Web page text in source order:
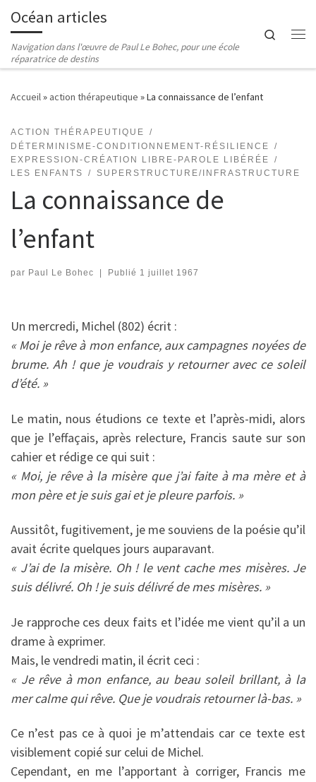
Passer au contenu
Océan articles
Navigation dans l'œuvre de Paul Le Bohec, pour une école
réparatrice de destins
Search
Accueil» action thérapeutique »La connaissance de l’enfant
ACTION THÉRAPEUTIQUE
DÉTERMINISME-CONDITIONNEMENT-RÉSILIENCE
EXPRESSION-CRÉATION LIBRE-PAROLE LIBÉRÉE
LES ENFANTS
SUPERSTRUCTURE/INFRASTRUCTURE
La connaissance de
l’enfant
par Paul Le Bohec | Publié 1 juillet 1967
Un mercredi, Michel (802) écrit :
« Moi je rêve à mon enfance, aux campagnes noyées de
brume. Ah ! que je voudrais y retourner avec ce soleil
d’été. »
Le matin, nous étudions ce texte et l’après-midi, alors
que je l’effaçais, après relecture, Francis saute sur son
cahier et rédige ce qui suit :
« Moi, je rêve à la misère que j’ai faite à ma mère et à
mon père et je suis gai et je pleure parfois. »
Aussitôt, fugitivement, je me souviens de la poésie qu’il
avait écrite quelques jours auparavant.
« J’ai de la misère. Oh ! le vent cache mes misères. Je
suis délivré. Oh ! je suis délivré de mes misères. »
Je rapproche ces deux faits et l’idée me vient qu’il a un
drame à exprimer.
Mais, le vendredi matin, il écrit ceci :
« Je rêve à mon enfance, au beau soleil brillant, à la
mer calme qui rêve. Que je voudrais retourner là-bas. »
Ce n’est pas ce à quoi je m’attendais car ce texte est
visiblement copié sur celui de Michel.
Cependant, en me l’apportant à corriger, Francis me